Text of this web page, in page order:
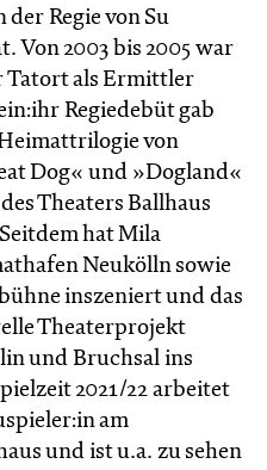
Regie von Su
Von 2003 bis 2005 war
Tatort als Ermittler
Regiedebüt gab
von
Dog« und »Dogland«
Theaters Ballhaus
hat Mila
Neukölln sowie
inszeniert und das
Theaterprojekt
und Bruchsal ins
2021/22 arbeitet
am
und ist u.a. zu sehen